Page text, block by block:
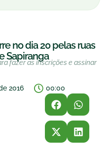
no dia 20 pelas ruas
Sapiranga
fazer as inscrições e assinar
2016
00:00